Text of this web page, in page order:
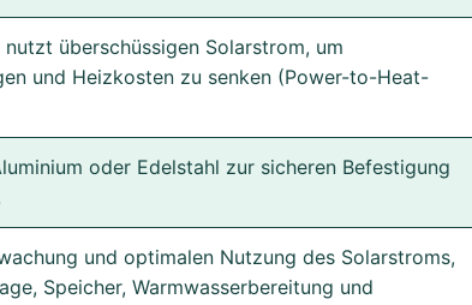
überschüssigen Solarstrom, um
und Heizkosten zu senken (Power-to-Heat-
oder Edelstahl zur sicheren Befestigung
und optimalen Nutzung des Solarstroms,
Speicher, Warmwasserbereitung und